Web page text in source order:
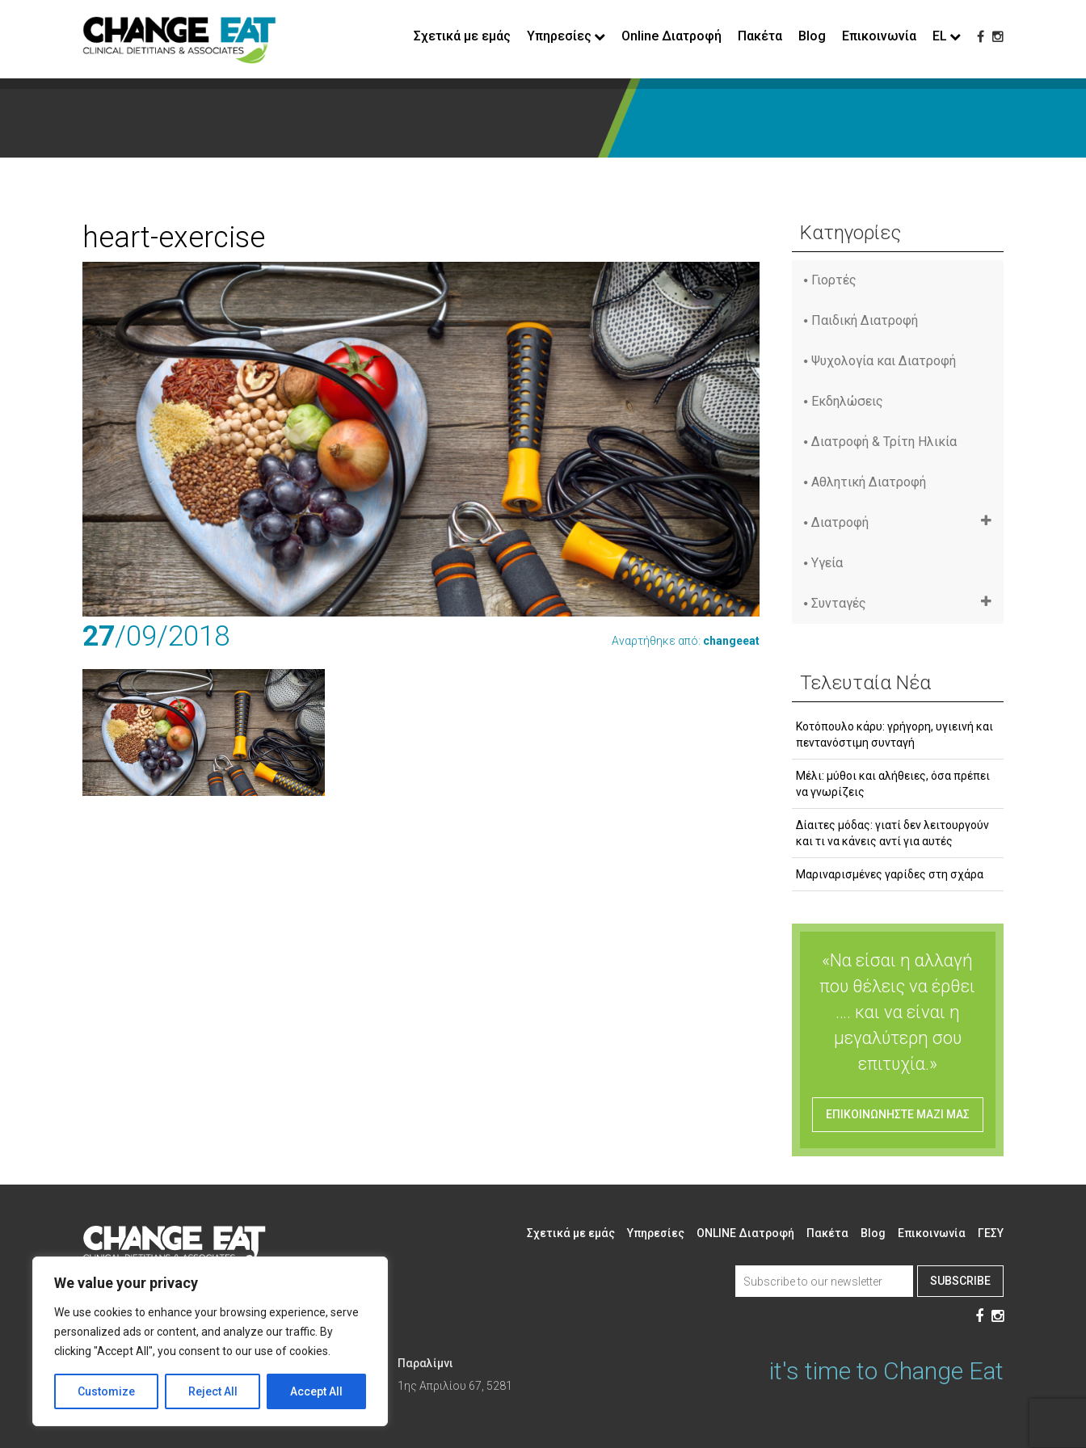
We value your privacy
We use cookies to enhance your browsing experience, serve
personalized ads or content, and analyze our traffic. By
clicking "Accept All", you consent to our use of cookies.
Customize Reject All Accept All
Σχετικά με εμάς Υπηρεσίες Online Διατροφή Πακέτα Blog Επικοινωνία EL
heart-exercise
27/09/2018 Αναρτήθηκε από: changeeat
Κατηγορίες
Γιορτές
Παιδική Διατροφή
Ψυχολογία και Διατροφή
Εκδηλώσεις
Διατροφή & Τρίτη Ηλικία
Αθλητική Διατροφή
Διατροφή
Υγεία
Συνταγές
Τελευταία Νέα
Κοτόπουλο κάρυ: γρήγορη, υγιεινή και
πεντανόστιμη συνταγή
Μέλι: μύθοι και αλήθειες, όσα πρέπει
να γνωρίζεις
Δίαιτες μόδας: γιατί δεν λειτουργούν
και τι να κάνεις αντί για αυτές
Μαριναρισμένες γαρίδες στη σχάρα
«Να είσαι η αλλαγή
που θέλεις να έρθει
…. και να είναι η
μεγαλύτερη σου
επιτυχία.»
ΕΠΙΚΟΙΝΩΝΗΣΤΕ ΜΑΖΙ ΜΑΣ
Email:Info@changeeat.com.cy
Telephone: 77 77 77 51
Σχετικά με εμάς Υπηρεσίες ONLINE Διατροφή Πακέτα Blog Επικοινωνία ΓΕΣΥ
SUBSCRIBE
Αγίας Άννας 4, 2054,
Αγίας Φυλάξεως 32,
Παραλίμνι
1ης Απριλίου 67, 5281
it's time to Change Eat